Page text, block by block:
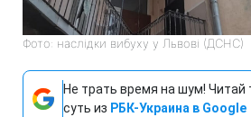
Фото: наслідки вибуху у Львові (ДСНС)
Не трать время на шум! Читай
суть из РБК-Украина в Google